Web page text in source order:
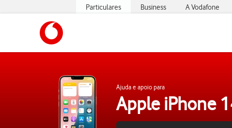
Particulares Business A Vodafone
Ajuda e apoio para
Apple iPhone